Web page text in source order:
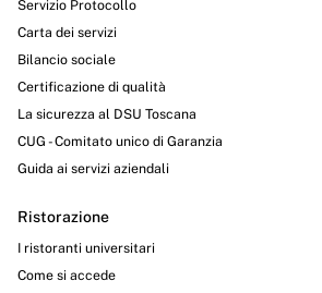
Servizio Protocollo
Carta dei servizi
Bilancio sociale
Certificazione di qualità
La sicurezza al DSU Toscana
CUG - Comitato unico di Garanzia
Guida ai servizi aziendali
Ristorazione
I ristoranti universitari
Come si accede